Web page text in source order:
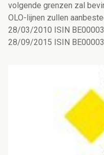
volgende grenzen zal
OLO-lijnen zullen
28/03/2010 ISIN
28/09/2015 ISIN